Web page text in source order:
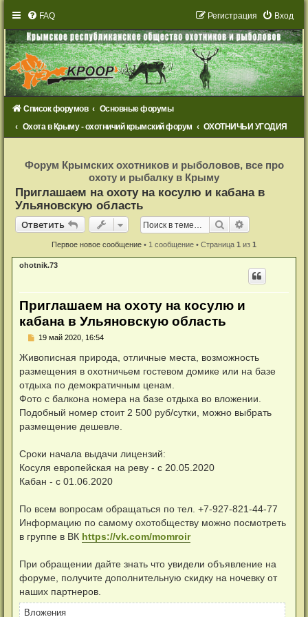
FAQ Вход
Регистрация
Список форумов
Основные форумы
Охота в Крыму - охотничий крымский форум
ОХОТНИЧЬИ УГОДИЯ
с
т
р
ц
и
Форум Крымских охотников и рыболовов, все про
охоту и рыбалку в Крыму
Приглашаем на охоту на косулю и кабана в
Ульяновскую область
Ответить
Ответить Поиск
Первое новое сообщение • 1 сообщение • Страница 1 из 1
ohotnik.73
Приглашаем на охоту на косулю и
кабана в Ульяновскую область
Н
п
р
о
и
т
н
н
с
о
б
н
е
19 май 2020, 16:54
Живописная природа, отличные места, возможность
размещения в охотничьем гостевом домике или на базе
отдыха по демократичным ценам.
Фото с балкона номера на базе отдыха во вложении.
Подобный номер стоит 2 500 руб/сутки, можно выбрать
размещение дешевле.
Сроки начала выдачи лицензий:
Косуля европейская на реву - с 20.05.2020
Кабан - с 01.06.2020
По всем вопросам обращаться по тел. +7-927-821-44-77
Информацию по самому охотобществу можно посмотреть
в группе в ВК https://vk.com/momroir
При обращении дайте знать что увидели объявление на
форуме, получите дополнительную скидку на ночевку от
наших партнеров.
Вложения